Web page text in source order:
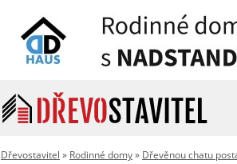
Dřevostavitel » Rodinné domy» Dřevěnou chatu